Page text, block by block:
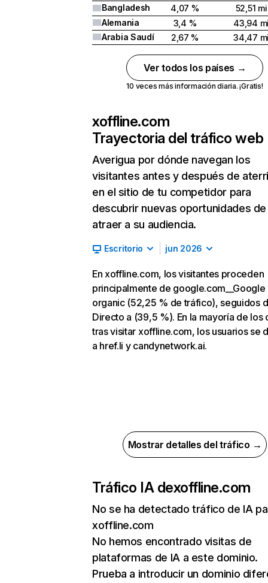
Bangladesh
4,07 %
52,51
Alemania
3,4 %
43,94
Arabia Saudí
2,67 % 34,47
Ver todos los países →
10 veces más información diaria. ¡Gratis!
xoffline.com
Trayectoria del tráfico web
Averigua por dónde navegan los
visitantes antes y después de
en el sitio de tu competidor para
descubrir nuevas oportunidades de
atraer a su audiencia.
Escritorio jun 2026
En xoffline.com, los visitantes proceden
principalmente de google.com__Google
organic (52,25 % de tráfico), seguidos
Directo a (39,5 %). En la mayoría de los
tras visitar xoffline.com, los usuarios se
a href.li y candynetwork.ai.
Mostrar detalles del tráfico →
Tráfico IA dexoffline.com
No se ha detectado tráfico de IA
xoffline.com
No hemos encontrado visitas de
plataformas de IA a este dominio.
Prueba a introducir un dominio